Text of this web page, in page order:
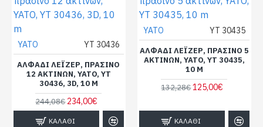
YATO YT 30436
ΑΛΦΆΔΙ ΛΈΙΖΕΡ, ΠΡΆΣΙΝΟ
12 ΑΚΤΊΝΩΝ, YATO, YT
30436, 3D, 10 M
244,08€ 234,00€
ΚΑΛΆΘΙ
YATO YT 30435
ΑΛΦΆΔΙ ΛΈΙΖΕΡ, ΠΡΆΣΙΝΟ 5
ΑΚΤΊΝΩΝ, YATO, YT 30435,
10 M
132,28€125,00€
ΚΑΛΆΘΙ